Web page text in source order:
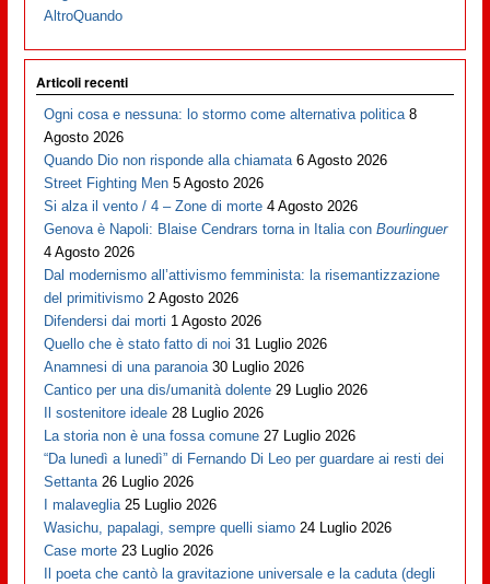
AltroQuando
Articoli recenti
Ogni cosa e nessuna: lo stormo come alternativa politica 8
Agosto 2026
Quando Dio non risponde alla chiamata 6 Agosto 2026
Street Fighting Men 5 Agosto 2026
Si alza il vento / 4 – Zone di morte 4 Agosto 2026
Genova è Napoli: Blaise Cendrars torna in Italia conBourlinguer
4 Agosto 2026
Dal modernismo all’attivismo femminista: la risemantizzazione
del primitivismo 2 Agosto 2026
Difendersi dai morti 1 Agosto 2026
Quello che è stato fatto di noi 31 Luglio 2026
Anamnesi di una paranoia 30 Luglio 2026
Cantico per una dis/umanità dolente 29 Luglio 2026
Il sostenitore ideale 28 Luglio 2026
La storia non è una fossa comune 27 Luglio 2026
“Da lunedì a lunedì” di Fernando Di Leo per guardare ai resti dei
Settanta 26 Luglio 2026
I malaveglia 25 Luglio 2026
Wasichu, papalagi, sempre quelli siamo 24 Luglio 2026
Case morte 23 Luglio 2026
Il poeta che cantò la gravitazione universale e la caduta (degli